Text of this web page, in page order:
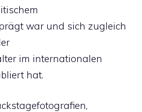
war und sich zugleich
im internationalen
hat.